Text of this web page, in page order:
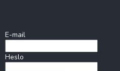
E-mail
Heslo